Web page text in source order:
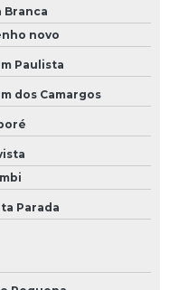
Branca
novo
Paulista
dos Camargos
Parada